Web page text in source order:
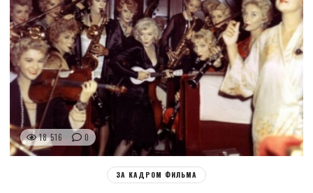
18 516 0
ЗА КАДРОМ ФИЛЬМА